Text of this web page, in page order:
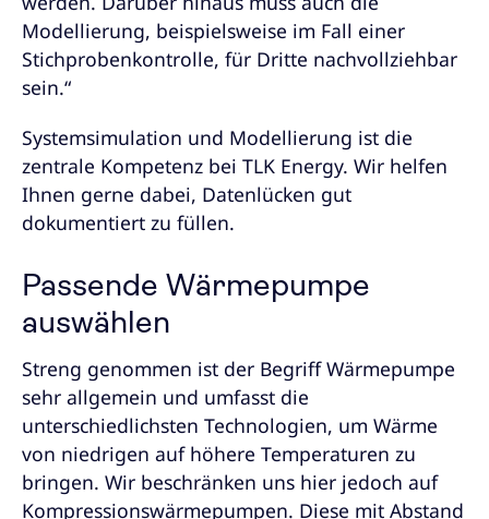
Modellierung, beispielsweise im Fall einer
Stichprobenkontrolle, für Dritte nachvollziehbar
sein.“
Systemsimulation und Modellierung ist die
zentrale Kompetenz bei TLK Energy. Wir helfen
Ihnen gerne dabei, Datenlücken gut
dokumentiert zu füllen.
Passende Wärmepumpe
auswählen
Streng genommen ist der Begriff Wärmepumpe
sehr allgemein und umfasst die
unterschiedlichsten Technologien, um Wärme
von niedrigen auf höhere Temperaturen zu
bringen. Wir beschränken uns hier jedoch auf
Kompressionswärmepumpen. Diese mit Abstand